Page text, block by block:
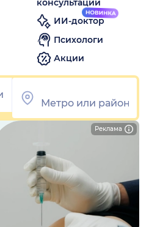
консультации
ИИ-доктор
Психологи
Акции
Реклама